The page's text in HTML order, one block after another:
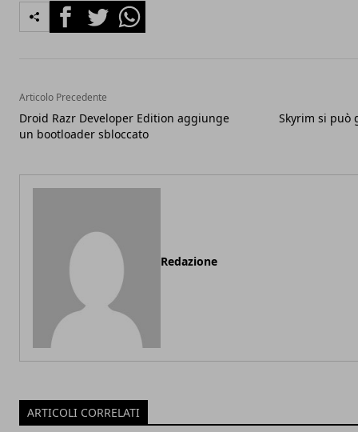
FacebookTwitterWhatsapp
Articolo Precedente
Droid Razr Developer Edition aggiunge
un bootloader sbloccato
Skyrim si può
Redazione
ARTICOLI CORRELATI